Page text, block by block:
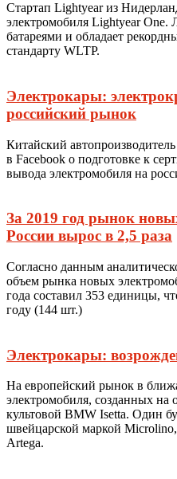
Стартап Lightyear из
электромобиля Lightyear
батареями и обладает
стандарту WLTP.
Электрокары:
российский рынок
Китайский
в Facebook о подготовке к
вывода электромобиля на
За 2019 год рынок
России вырос в 2,5 раза
Согласно данным
объем рынка новых
года составил 353 единицы,
году (144 шт.)
Электрокары:
На европейский рынок в
электромобиля, созданных на
культовой BMW Isetta. Один
швейцарской маркой
Artega.